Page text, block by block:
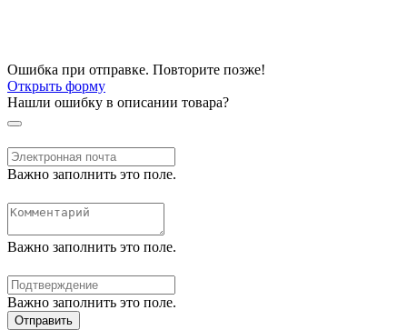
Ошибка при отправке. Повторите позже!
Открыть форму
Нашли ошибку в описании товара?
Важно заполнить это поле.
Важно заполнить это поле.
Важно заполнить это поле.
Отправить